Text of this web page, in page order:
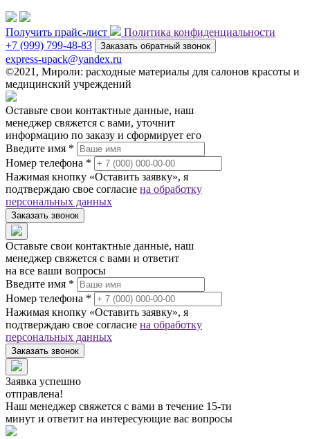
Получить прайс-лист
Политика конфиденциальности
+7 (999) 799-48-83
Заказать обратный звонок
express-upack@yandex.ru
©2021, Мироли: расходные материалы для салонов красоты и
медицинский учреждений
Оставьте свои контактные данные, наш
менеджер свяжется с вами, уточнит
информацию по заказу и сформирует его
Введите имя *
Номер телефона *
Нажимая кнопку «Оставить заявку», я
подтверждаю свое согласие на обработку
персональных данных
Заказать звонок
Оставьте свои контактные данные, наш
менеджер свяжется с вами и ответит
на все ваши вопросы
Введите имя *
Номер телефона *
Нажимая кнопку «Оставить заявку», я
подтверждаю свое согласие на обработку
персональных данных
Заказать звонок
Заявка успешно
отправлена!
Наш менеджер свяжется с вами в течение 15-ти
минут и ответит на интересующие вас вопросы